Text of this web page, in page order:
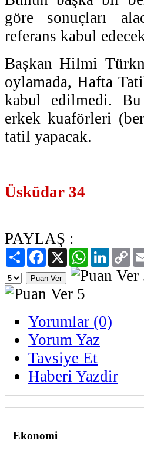
göre sonuçları
referans kabul
Başkan Hilmi
oylamada, Hafta
kabul edilmedi. Bu
erkek kuaförleri
tatil yapacak.
Üsküdar 34
PAYLAŞ :
PaylaşFacebook
X WhatsAppLinkedIn
Yorumlar (0)
Yorum Yaz
Tavsiye Et
Haberi Yazdir
Ekonomi